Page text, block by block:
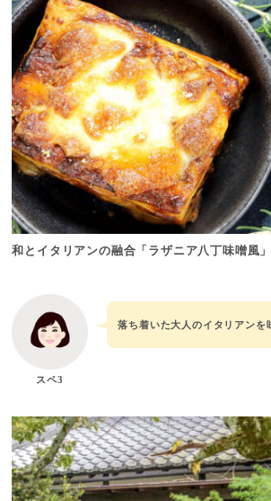
和とイタリアンの融合「ラザニア八丁味噌風」
スペ3
落ち着いた大人のイタリアンを